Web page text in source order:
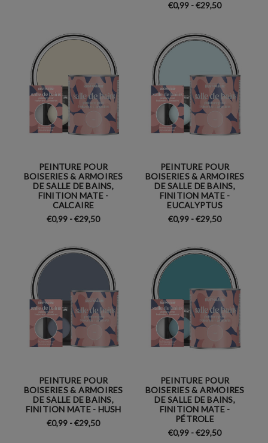
€0,99 - €29,50
PEINTURE POUR
BOISERIES & ARMOIRES
DE SALLE DE BAINS,
FINITION MATE -
CALCAIRE
€0,99 - €29,50
PEINTURE POUR
BOISERIES & ARMOIRES
DE SALLE DE BAINS,
FINITION MATE -
EUCALYPTUS
€0,99 - €29,50
PEINTURE POUR
BOISERIES & ARMOIRES
DE SALLE DE BAINS,
FINITION MATE - HUSH
€0,99 - €29,50
PEINTURE POUR
BOISERIES & ARMOIRES
DE SALLE DE BAINS,
FINITION MATE -
PÉTROLE
€0,99 - €29,50